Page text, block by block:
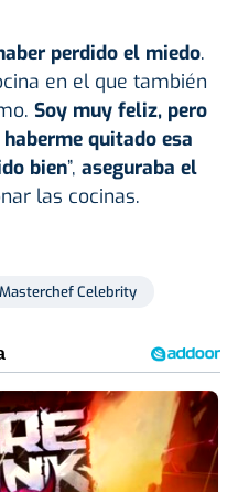
perdido el miedo.
en el que también
Soy muy feliz, pero
quitado esa
bien”, aseguraba el
las cocinas.
Masterchef Celebrity